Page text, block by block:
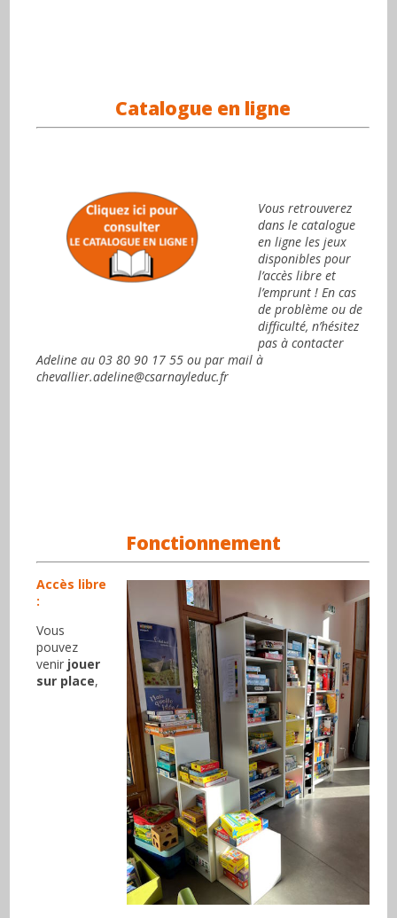
Catalogue en ligne
Vous retrouverez
dans le catalogue
en ligne les jeux
disponibles pour
l’accès libre et
l’emprunt ! En cas
de problème ou de
difficulté, n’hésitez
pas à contacter
Adeline au 03 80 90 17 55 ou par mail à
chevallier.adeline@csarnayleduc.fr
Fonctionnement
Accès libre
:
Vous
pouvez
venir jouer
sur place,